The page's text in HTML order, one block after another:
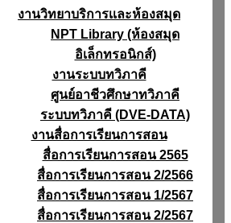
งานวิทยาบริการเเละห้องสมุด
NPT Library (ห้องสมุด
อิเล็กทรอนิกส์)
งานระบบทวิภาคี
ศูนย์อาชีวศึกษาทวิภาคี
ระบบทวิภาคี (DVE-DATA)
งานสื่อการเรียนการสอน
สื่อการเรียนการสอน 2565
สื่อการเรียนการสอน 2/2566
สื่อการเรียนการสอน 1/2567
สื่อการเรียนการสอน 2/2567